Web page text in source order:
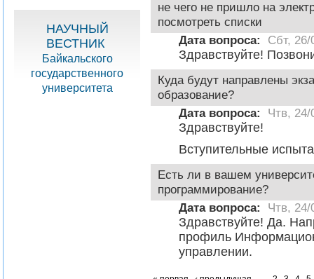
НАУЧНЫЙ
ВЕСТНИК
Байкальского
государственного
университета
не чего не пришло на
посмотреть списки
Дата вопроса:
Сбт, 26/
Здравствуйте!
Куда будут направлены
образование?
Дата вопроса:
Чтв, 24/
Здравствуйте!
Вступительные
Есть ли в вашем
программирование?
Дата вопроса:
Чтв, 24/
Здравствуйте! Да.
профиль
управлении.